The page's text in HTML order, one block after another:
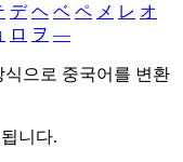
デ ヘ ベ ペ メ レ オ
ロ ヲ ―
식으로 중국어를 변환
니다.